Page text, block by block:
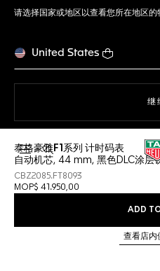
请选择国家或地区以查看您所在地区的
United States
继
打开搜索
泰格豪雅F1系列 计时码表
自动机芯, 44 mm, 黑色DLC涂层
CBZ2085.FT8093
MOP$ 41.950,00
ADD
查看店内